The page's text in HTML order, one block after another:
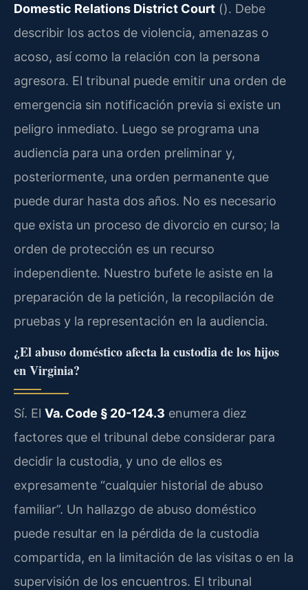
Domestic Relations District Court (). Debe
describir los actos de violencia, amenazas o
acoso, así como la relación con la persona
agresora. El tribunal puede emitir una orden de
emergencia sin notificación previa si existe un
peligro inmediato. Luego se programa una
audiencia para una orden preliminar y,
posteriormente, una orden permanente que
puede durar hasta dos años. No es necesario
que exista un proceso de divorcio en curso; la
orden de protección es un recurso
independiente. Nuestro bufete le asiste en la
preparación de la petición, la recopilación de
pruebas y la representación en la audiencia.
¿El abuso doméstico afecta la custodia de los hijos
en Virginia?
Sí. El Va. Code § 20-124.3 enumera diez
factores que el tribunal debe considerar para
decidir la custodia, y uno de ellos es
expresamente “cualquier historial de abuso
familiar”. Un hallazgo de abuso doméstico
puede resultar en la pérdida de la custodia
compartida, en la limitación de las visitas o en la
supervisión de los encuentros. El tribunal